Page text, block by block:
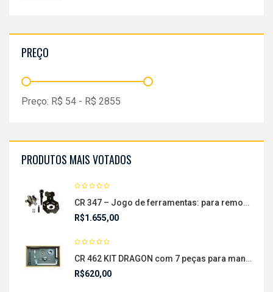
PREÇO
Preço: R$ 54 - R$ 2855
PRODUTOS MAIS VOTADOS
CR 347 – Jogo de ferramentas: para remover e instalar o sistema de dupla embreagem
R$1.655,00
CR 462 KIT DRAGON com 7 peças para manutenção em motores FOR
R$620,00